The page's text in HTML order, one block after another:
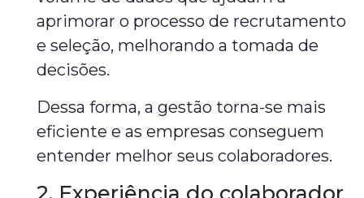
aprimorar o processo de recrutamento
e seleção, melhorando a tomada de
decisões.
Dessa forma, a gestão torna-se mais
eficiente e as empresas conseguem
entender melhor seus colaboradores.
2. Experiência do colaborador